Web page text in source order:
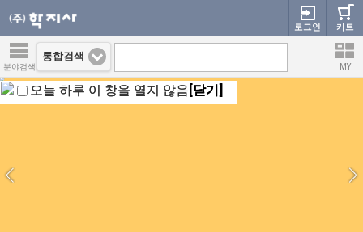
오늘 하루 이 창을 열지 않음 [닫기]
카트
로그인
분야검색 MY
통합검색